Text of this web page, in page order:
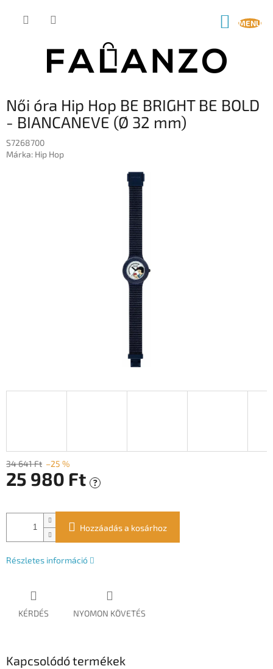
KOSÁR
Női óra Hip Hop BE BRIGHT BE BOLD
- BIANCANEVE (Ø 32 mm)
S7268700
Márka: Hip Hop
34 641 Ft –25 %
25 980 Ft ?
Hozzáadás a kosárhoz
Részletes információ
KÉRDÉS NYOMON KÖVETÉS
Kapcsolódó termékek